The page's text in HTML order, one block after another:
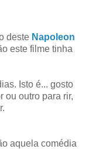
deste Napoleon
este filme tinha
Isto é... gosto
ou outro para rir,
aquela comédia